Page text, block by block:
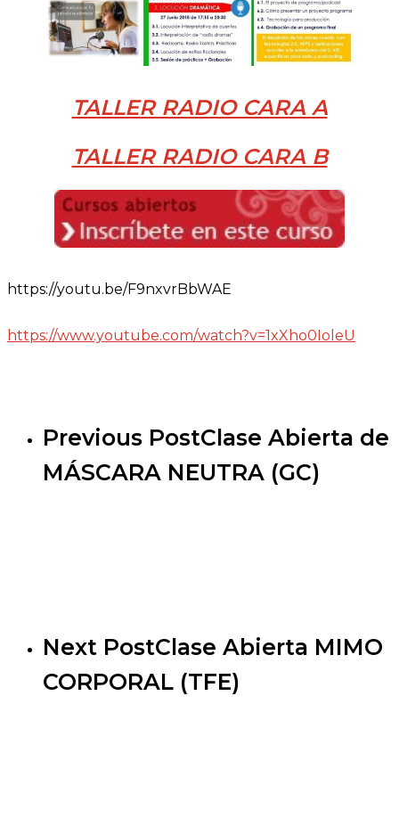
TALLER RADIO CARA A
TALLER RADIO CARA B
https://youtu.be/F9nxvrBbWAE
https://www.youtube.com/watch?v=1xXho0IoleU
Previous PostClase Abierta de
MÁSCARA NEUTRA (GC)
Next PostClase Abierta MIMO
CORPORAL (TFE)